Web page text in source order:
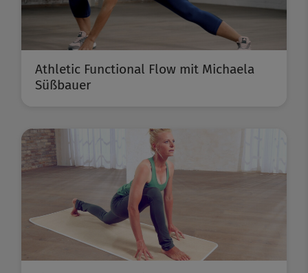
Athletic Functional Flow mit Michaela
Süßbauer